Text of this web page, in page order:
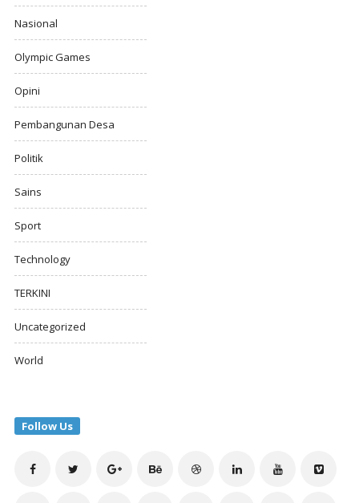
Nasional
Olympic Games
Opini
Pembangunan Desa
Politik
Sains
Sport
Technology
TERKINI
Uncategorized
World
Follow Us